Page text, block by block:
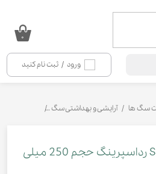
ورود / ثبت نام کنید
۰
سگ ها آرایشی و بهداشتی سگ
شامپو توله سگ مدل S8 رداسپرینگ حجم 250 میلی